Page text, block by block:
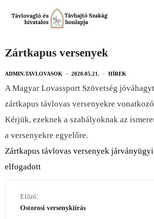
Zártkapus versenyek
ADMIN.TAVLOVASOK • 2020.05.21. • HÍREK
A Magyar Lovassport Szövetség
zártkapus távlovas versenyekre
Kérjük, ezeknek a szabályoknak az
a versenyekre egyelőre.
Zártkapus távlovas versenyek
elfogadott
Előző:
Ostorosi versenykiírás